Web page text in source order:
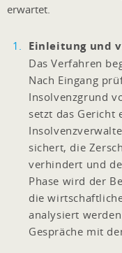
erwartet.
Einleitung und
Das Verfahren
Nach Eingang
Insolvenzgrund
setzt das Gericht
sichert, die
verhindert und
Phase wird der
die
analysiert
Gespräche mit